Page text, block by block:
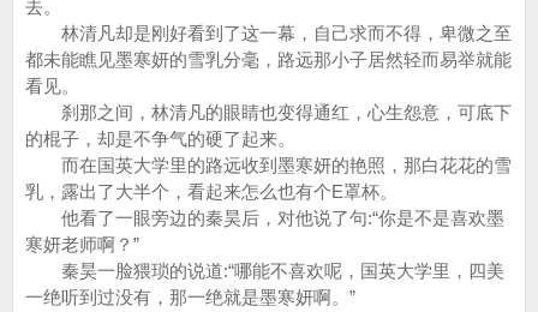
去。
林清凡却是刚好看到了这一幕，自己求而不得，卑微之至
都未能瞧见墨寒妍的雪乳分毫，路远那小子居然轻而易举就能
看见。
刹那之间，林清凡的眼睛也变得通红，心生怨意，可底下
的棍子，却是不争气的硬了起来。
而在国英大学里的路远收到墨寒妍的艳照，那白花花的雪
乳，露出了大半个，看起来怎么也有个E罩杯。
他看了一眼旁边的秦昊后，对他说了句:“你是不是喜欢墨
寒妍老师啊？”
秦昊一脸猥琐的说道:“哪能不喜欢呢，国英大学里，四美
一绝听到过没有，那一绝就是墨寒妍啊。”